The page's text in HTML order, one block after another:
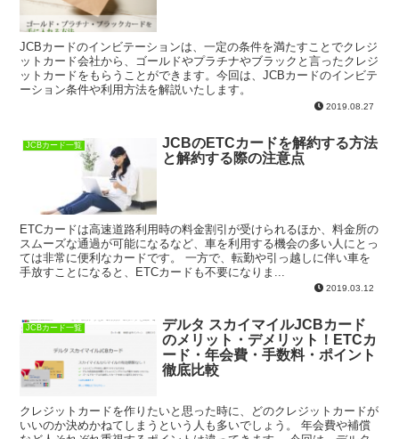
JCBカードのインビテーションは、一定の条件を満たすことでクレジ
ットカード会社から、ゴールドやプラチナやブラックと言ったクレジ
ットカードをもらうことができます。今回は、JCBカードのインビテ
ーション条件や利用方法を解説いたします。
2019.08.27
JCBカード一覧
JCBのETCカードを解約する方法
と解約する際の注意点
ETCカードは高速道路利用時の料金割引が受けられるほか、料金所の
スムーズな通過が可能になるなど、車を利用する機会の多い人にとっ
ては非常に便利なカードです。 一方で、転勤や引っ越しに伴い車を
手放すことになると、ETCカードも不要になりま...
2019.03.12
JCBカード一覧
デルタ スカイマイルJCBカード
のメリット・デメリット！ETCカ
ード・年会費・手数料・ポイント
徹底比較
クレジットカードを作りたいと思った時に、どのクレジットカードが
いいのか決めかねてしまうという人も多いでしょう。 年会費や補償